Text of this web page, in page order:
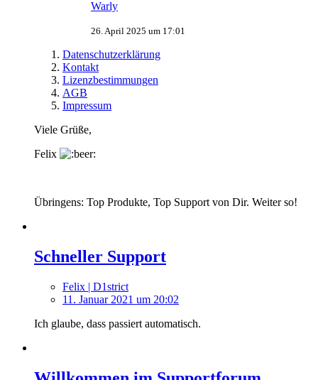
Warly
26. April 2025 um 17:01
Datenschutzerklärung
Kontakt
Lizenzbestimmungen
AGB
Impressum
Viele Grüße,
Felix
Übringens: Top Produkte, Top Support von Dir. Weiter so!
Schneller Support
Felix | D1strict
11. Januar 2021 um 20:02
Ich glaube, dass passiert automatisch.